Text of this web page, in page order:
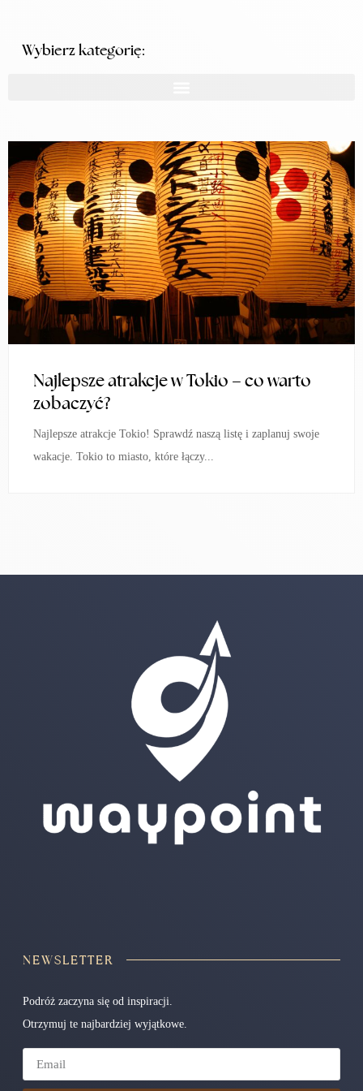
Wybierz kategorię:
Najlepsze atrakcje w Tokio – co warto
zobaczyć?
Najlepsze atrakcje Tokio! Sprawdź naszą listę i zaplanuj swoje
wakacje. Tokio to miasto, które łączy...
NEWSLETTER
Podróż zaczyna się od inspiracji.
Otrzymuj te najbardziej wyjątkowe.